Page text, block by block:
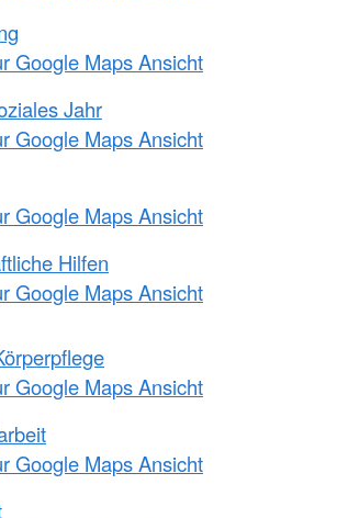
Google Maps Ansicht
Jahr
Google Maps Ansicht
Google Maps Ansicht
Hilfen
Google Maps Ansicht
Google Maps Ansicht
Google Maps Ansicht